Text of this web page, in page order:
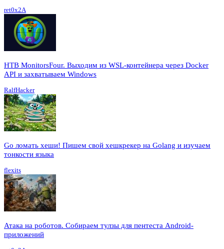
ret0x2A
HTB MonitorsFour. Выходим из WSL-контейнера через Docker
API и захватываем Windows
RalfHacker
Go ломать хеши! Пишем свой хешкрекер на Golang и изучаем
тонкости языка
flexits
Атака на роботов. Собираем тулзы для пентеста Android-
приложений